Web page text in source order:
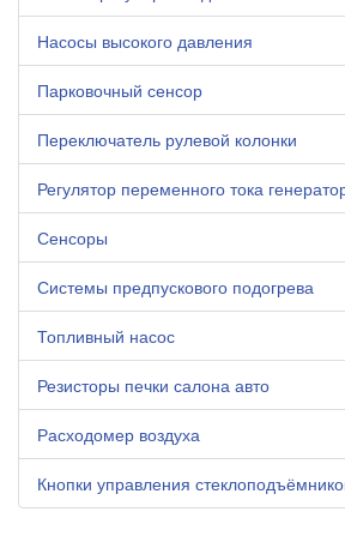
Насосы высокого давления
Парковочный сенсор
Переключатель рулевой колонки
Регулятор переменного тока
Сенсоры
Системы предпускового подогрева
Топливный насос
Резисторы печки салона авто
Расходомер воздуха
Кнопки управления